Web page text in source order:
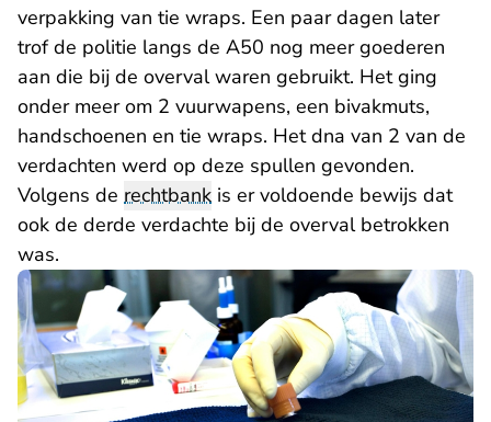
verpakking van tie wraps. Een paar dagen later
trof de politie langs de A50 nog meer goederen
aan die bij de overval waren gebruikt. Het ging
onder meer om 2 vuurwapens, een bivakmuts,
handschoenen en tie wraps. Het dna van 2 van de
verdachten werd op deze spullen gevonden.
Volgens de rechtbank is er voldoende bewijs dat
ook de derde verdachte bij de overval betrokken
was.